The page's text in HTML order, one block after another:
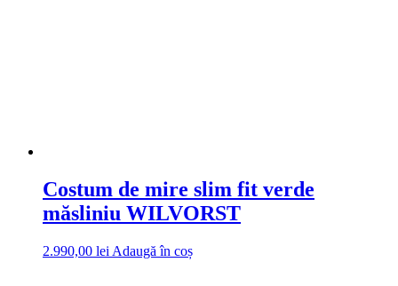
Costum de mire slim fit verde
măsliniu WILVORST
2.990,00 lei Adaugă în coș